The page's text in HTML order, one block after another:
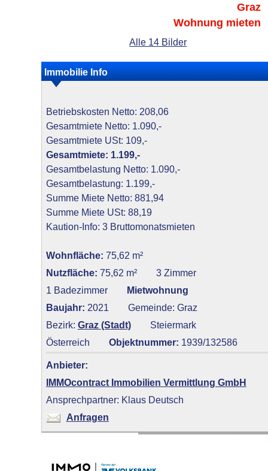
Graz
Wohnung mieten
Alle 14 Bilder
Immobilie Info
Betriebskosten Netto: 208,06
Gesamtmiete Netto: 1.090,-
Gesamtmiete USt: 109,-
Gesamtmiete: 1.199,-
Gesamtbelastung Netto: 1.090,-
Gesamtbelastung: 1.199,-
Summe Miete Netto: 881,94
Summe Miete USt: 88,19
Kaution-Info: 3 Bruttomonatsmieten
Wohnfläche: 75,62 m²
Nutzfläche: 75,62 m²
3 Zimmer
1 Badezimmer
Mietwohnung
Baujahr: 2021
Gemeinde: Graz
Bezirk: Graz (Stadt)
Steiermark
Österreich
Objektnummer: 1939/132586
Anbieter:
IMMOcontract Immobilien Vermittlung GmbH
Ansprechpartner: Klaus Deutsch
Anfragen